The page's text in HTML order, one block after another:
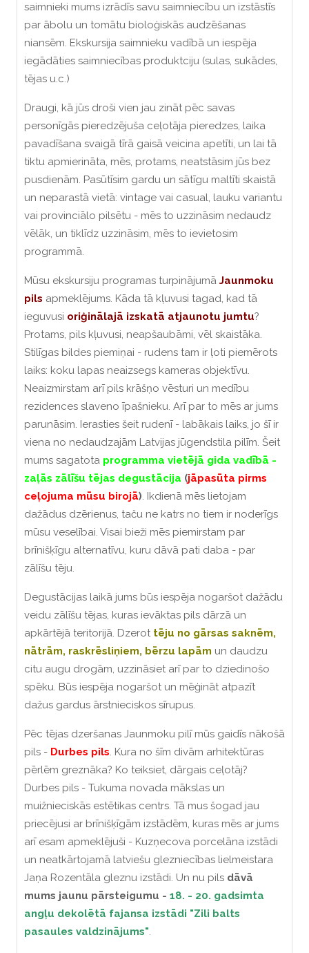
saimnieki mums izrādīs savu saimniecību un izstāstīs
par ābolu un tomātu bioloģiskās audzēšanas
niansēm. Ekskursija saimnieku vadībā un iespēja
iegādāties saimniecības produktciju (sulas, sukādes,
tējas u.c.)
Draugi, kā jūs droši vien jau zināt pēc savas
personīgās pieredzējuša ceļotāja pieredzes, laika
pavadīšana svaigā tīrā gaisā veicina apetīti, un lai tā
tiktu apmierināta, mēs, protams, neatstāsim jūs bez
pusdienām. Pasūtīsim gardu un sātīgu maltīti skaistā
un neparastā vietā: vintage vai casual, lauku variantu
vai provinciālo pilsētu - mēs to uzzināsim nedaudz
vēlāk, un tiklīdz uzzināsim, mēs to ievietosim
programmā.
Mūsu ekskursiju programas turpinājumā Jaunmoku
pils apmeklējums. Kāda tā kļuvusi tagad, kad tā
ieguvusi oriģinālajā izskatā atjaunotu jumtu?
Protams, pils kļuvusi, neapšaubāmi, vēl skaistāka.
Stilīgas bildes piemiņai - rudens tam ir ļoti piemērots
laiks: koku lapas neaizsegs kameras objektīvu.
Neaizmirstam arī pils krāšņo vēsturi un medību
rezidences slaveno īpašnieku. Arī par to mēs ar jums
parunāsim. Ierasties šeit rudenī - labākais laiks, jo šī ir
viena no nedaudzajām Latvijas jūgendstila pilīm. Šeit
mums sagatota programma vietējā gida vadībā -
zaļās zālīšu tējas degustācija (jāpasūta pirms
ceļojuma mūsu birojā). Ikdienā mēs lietojam
dažādus dzērienus, taču ne katrs no tiem ir noderīgs
mūsu veselībai. Visai bieži mēs piemirstam par
brīnišķīgu alternatīvu, kuru dāvā pati daba - par
zālīšu tēju.
Degustācijas laikā jums būs iespēja nogaršot dažādu
veidu zālīšu tējas, kuras ievāktas pils dārzā un
apkārtējā teritorijā. Dzerottēju no gārsas saknēm,
nātrām, raskrēsliņiem, bērzu lapām un daudzu
citu augu drogām, uzzināsiet arī par to dziedinošo
spēku. Būs iespēja nogaršot un mēģināt atpazīt
dažus gardus ārstnieciskos sīrupus.
Pēc tējas dzeršanas Jaunmoku pilī mūs gaidīs nākošā
pils - Durbes pils. Kura no šīm divām arhitektūras
pērlēm greznāka? Ko teiksiet, dārgais ceļotāj?
Durbes pils - Tukuma novada mākslas un
muižnieciskās estētikas centrs. Tā mus šogad jau
priecējusi ar brīnišķīgām izstādēm, kuras mēs ar jums
arī esam apmeklējuši - Kuzņecova porcelāna izstādi
un neatkārtojamā latviešu glezniecības lielmeistara
Jaņa Rozentāla gleznu izstādi. Un nu pils dāvā
mums jaunu pārsteigumu - 18. - 20. gadsimta
angļu dekolētā fajansa izstādi "Zili balts
pasaules valdzinājums".